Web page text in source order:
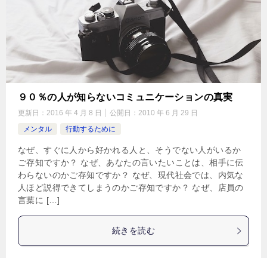
９０％の人が知らないコミュニケーションの真実
更新日： 2016 年 4 月 8 日 公開日： 2010 年 6 月 29 日
メンタル
行動するために
なぜ、すぐに人から好かれる人と、そうでない人がいるか
ご存知ですか？ なぜ、あなたの言いたいことは、相手に伝
わらないのかご存知ですか？ なぜ、現代社会では、内気な
人ほど説得できてしまうのかご存知ですか？ なぜ、店員の
言葉に […]
続きを読む